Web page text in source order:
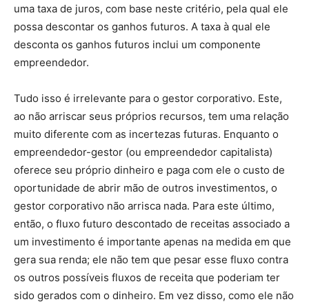
uma taxa de juros, com base neste critério, pela qual ele
possa descontar os ganhos futuros. A taxa à qual ele
desconta os ganhos futuros inclui um componente
empreendedor.
Tudo isso é irrelevante para o gestor corporativo. Este,
ao não arriscar seus próprios recursos, tem uma relação
muito diferente com as incertezas futuras. Enquanto o
empreendedor-gestor (ou empreendedor capitalista)
oferece seu próprio dinheiro e paga com ele o custo de
oportunidade de abrir mão de outros investimentos, o
gestor corporativo não arrisca nada. Para este último,
então, o fluxo futuro descontado de receitas associado a
um investimento é importante apenas na medida em que
gera sua renda; ele não tem que pesar esse fluxo contra
os outros possíveis fluxos de receita que poderiam ter
sido gerados com o dinheiro. Em vez disso, como ele não